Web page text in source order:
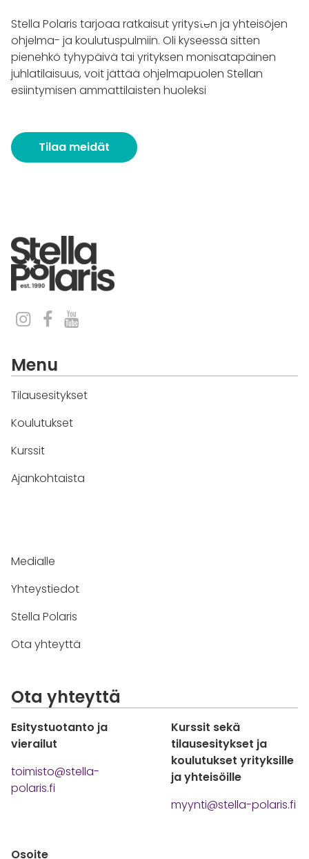
Stella Polaris tarjoaa ratkaisut yritysten ja yhteisöjen
ohjelma- ja koulutuspulmiin. Oli kyseessä sitten
pienehkö tyhypäivä tai yrityksen monisatapäinen
juhlatilaisuus, voit jättää ohjelmapuolen Stellan
esiintymisen ammattilaisten huoleksi
Tilaa meidät
Menu
Tilausesitykset
Koulutukset
Kurssit
Ajankohtaista
Medialle
Yhteystiedot
Stella Polaris
Ota yhteyttä
Ota yhteyttä
Esitystuotanto ja
vierailut
toimisto@stella-
polaris.fi
Kurssit sekä
tilausesitykset ja
koulutukset yrityksille
ja yhteisöille
myynti@stella-polaris.fi
Osoite